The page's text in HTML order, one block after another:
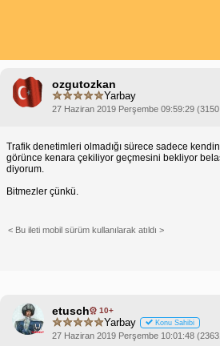
ozgutozkan
Yarbay
27 Haziran 2019 Perşembe 09:59:29
Trafik denetimleri olmadığı sürece sadece
görünce kenara çekiliyor geçmesini bekliyor
diyorum.
Bitmezler çünkü.
< Bu ileti mobil sürüm kullanılarak atıldı >
etusch 10+
Yarbay Konu Sahibi
27 Haziran 2019 Perşembe 10:01:48